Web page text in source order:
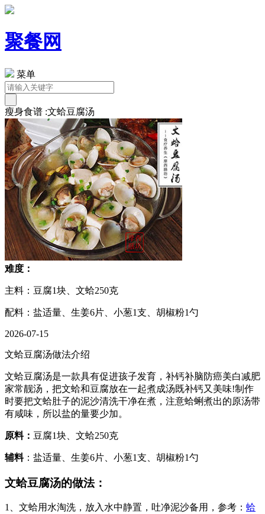
聚餐网
菜单
瘦身食谱 :文蛤豆腐汤
难度：
主料：豆腐1块、文蛤250克
配料：盐适量、生姜6片、小葱1支、胡椒粉1勺
2026-07-15
文蛤豆腐汤做法介绍
文蛤豆腐汤是一款具有促进孩子发育，补钙补脑防癌美白减肥
家常靓汤，把文蛤和豆腐放在一起煮成汤既补钙又美味!制作
时要把文蛤肚子的泥沙清洗干净在煮，注意蛤蜊煮出的原汤带
有咸味，所以盐的量要少加。
原料： 豆腐1块、文蛤250克
辅料：盐适量、生姜6片、小葱1支、胡椒粉1勺
文蛤豆腐汤的做法：
1、文蛤用水淘洗，放入水中静置，吐净泥沙备用，参考： 蛤